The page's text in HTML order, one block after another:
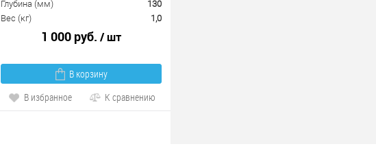
Глубина (мм)
130
Вес (кг)
1,0
1 000 руб. / шт
В корзину
В избранное
К сравнению